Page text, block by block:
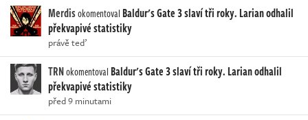
Merdisokomentoval Baldur's Gate 3 slaví tři roky. Larian odhalil
překvapivé statistiky
právě teď
TRNokomentoval Baldur's Gate 3 slaví tři roky. Larian odhalil
překvapivé statistiky
před 9 minutami